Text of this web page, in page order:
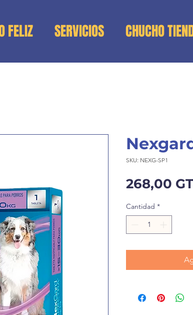
FELIZ SERVICIOS CHUCHO
SKU: NEXG-SP1
268,00
Cantidad *